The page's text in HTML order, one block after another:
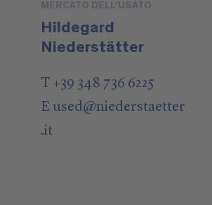
MERCATO DELL'USATO
Hildegard
Niederstätter
T +39 348 736 6225
E used@niederstaetter
.it